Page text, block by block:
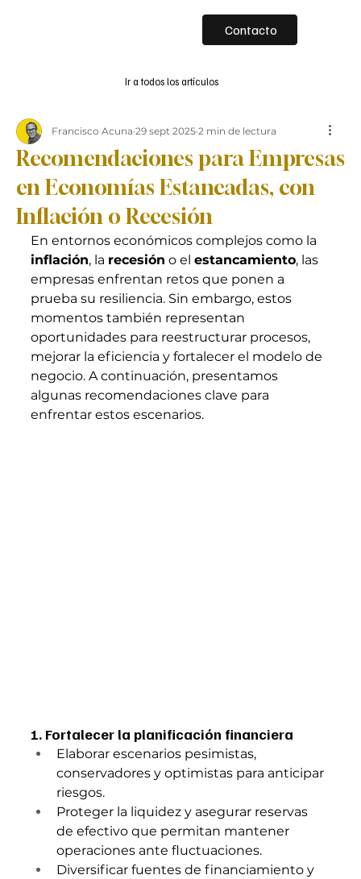
Contacto
Ir a todos los artículos
Recomendaciones para Empresas
en Economías Estancadas, con
Inflación o Recesión
Francisco Acuna 29 sept 2025 2 min de lectura
En entornos económicos complejos como la
inflación, la recesión o el estancamiento, las
empresas enfrentan retos que ponen a
prueba su resiliencia. Sin embargo, estos
momentos también representan
oportunidades para reestructurar procesos,
mejorar la eficiencia y fortalecer el modelo de
negocio. A continuación, presentamos
algunas recomendaciones clave para
enfrentar estos escenarios.
1. Fortalecer la planificación financiera
Elaborar escenarios pesimistas,
conservadores y optimistas para anticipar
riesgos.
Proteger la liquidez y asegurar reservas
de efectivo que permitan mantener
operaciones ante fluctuaciones.
Diversificar fuentes de financiamiento y